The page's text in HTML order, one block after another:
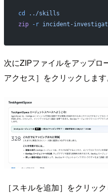
cd
../skills
zip -r incident-
次にZIPファイルをアップロ
アクセス］をクリックします
［スキルを追加］をクリック